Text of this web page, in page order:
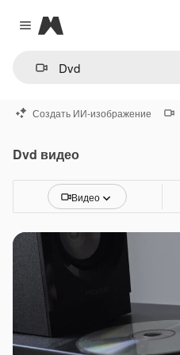
Close menu
Magnific
Создать ИИ-изображение
Dvd видео
Видео